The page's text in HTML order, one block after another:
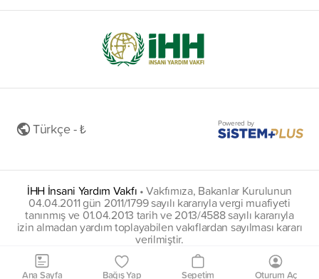
Türkçe - ₺ Powered by
İHH İnsani Yardım Vakfı •Vakfımıza, Bakanlar Kurulunun
04.04.2011 gün 2011/1799 sayılı kararıyla vergi muafiyeti
tanınmış ve 01.04.2013 tarih ve 2013/4588 sayılı kararıyla
izin almadan yardım toplayabilen vakıflardan sayılması kararı
verilmiştir.
insani@hs01.kep.tr
Ana Sayfa Bağış Yap Sepetim Oturum Aç